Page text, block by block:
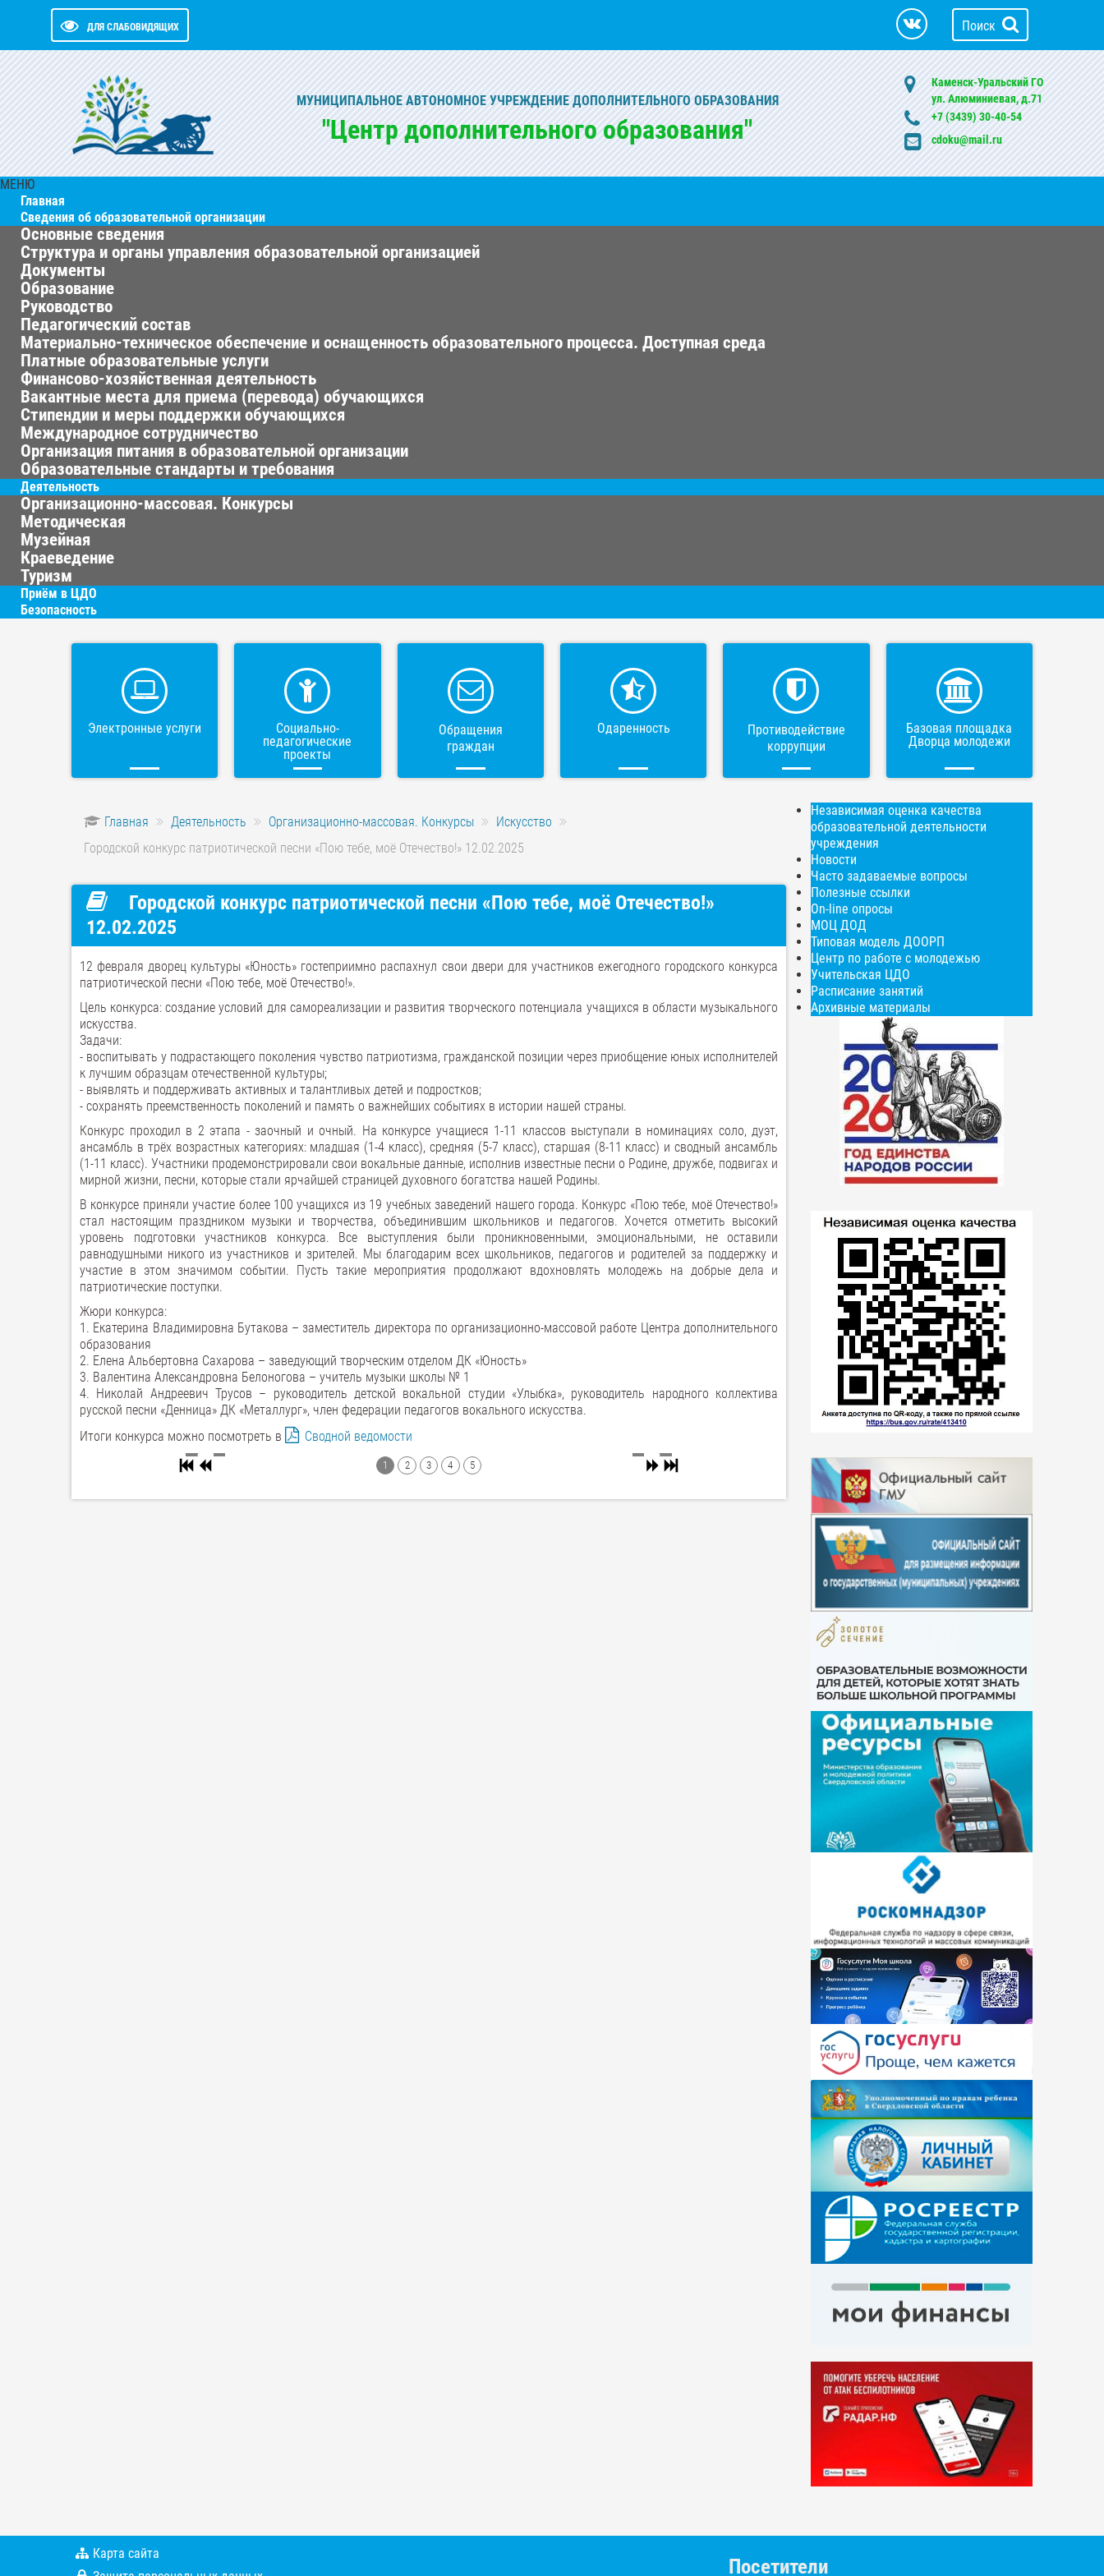
ДЛЯ СЛАБОВИДЯЩИХ Поиск
МУНИЦИПАЛЬНОЕ АВТОНОМНОЕ УЧРЕЖДЕНИЕ ДОПОЛНИТЕЛЬНОГО ОБРАЗОВАНИЯ
"Центр дополнительного образования"
Каменск-Уральский ГО
ул. Алюминиевая, д.71
+7 (3439) 30-40-54
cdoku@mail.ru
МЕНЮ
Главная
Сведения об образовательной организации
Основные сведения
Структура и органы управления образовательной организацией
Документы
Образование
Руководство
Педагогический состав
Материально-техническое обеспечение и оснащенность образовательного процесса. Доступная среда
Платные образовательные услуги
Финансово-хозяйственная деятельность
Вакантные места для приема (перевода) обучающихся
Стипендии и меры поддержки обучающихся
Международное сотрудничество
Организация питания в образовательной организации
Образовательные стандарты и требования
Деятельность
Организационно-массовая. Конкурсы
Методическая
Музейная
Краеведение
Туризм
Приём в ЦДО
Безопасность
Электронные услуги
Социально-
педагогические
проекты
Обращения
граждан
Одаренность
Противодействие
коррупции
Базовая площадка
Дворца молодежи
Главная Деятельность Организационно-массовая. Конкурсы
Искусство
Городской конкурс патриотической песни «Пою тебе, моё Отечество!» 12.02.2025
Городской конкурс патриотической песни «Пою тебе, моё Отечество!»
12.02.2025
12 февраля дворец культуры «Юность» гостеприимно распахнул свои двери для участников ежегодного городского конкурса
патриотической песни «Пою тебе, моё Отечество!».
Цель конкурса: создание условий для самореализации и развития творческого потенциала учащихся в области музыкального
искусства.
Задачи:
- воспитывать у подрастающего поколения чувство патриотизма, гражданской позиции через приобщение юных исполнителей
к лучшим образцам отечественной культуры;
- выявлять и поддерживать активных и талантливых детей и подростков;
- сохранять преемственность поколений и память о важнейших событиях в истории нашей страны.
Конкурс проходил в 2 этапа - заочный и очный. На конкурсе учащиеся 1-11 классов выступали в номинациях соло, дуэт,
ансамбль в трёх возрастных категориях: младшая (1-4 класс), средняя (5-7 класс), старшая (8-11 класс) и сводный ансамбль
(1-11 класс). Участники продемонстрировали свои вокальные данные, исполнив известные песни о Родине, дружбе, подвигах и
мирной жизни, песни, которые стали ярчайшей страницей духовного богатства нашей Родины.
В конкурсе приняли участие более 100 учащихся из 19 учебных заведений нашего города. Конкурс «Пою тебе, моё Отечество!»
стал настоящим праздником музыки и творчества, объединившим школьников и педагогов. Хочется отметить высокий
уровень подготовки участников конкурса. Все выступления были проникновенными, эмоциональными, не оставили
равнодушными никого из участников и зрителей. Мы благодарим всех школьников, педагогов и родителей за поддержку и
участие в этом значимом событии. Пусть такие мероприятия продолжают вдохновлять молодежь на добрые дела и
патриотические поступки.
Жюри конкурса:
1. Екатерина Владимировна Бутакова – заместитель директора по организационно-массовой работе Центра дополнительного
образования
2. Елена Альбертовна Сахарова – заведующий творческим отделом ДК «Юность»
3. Валентина Александровна Белоногова – учитель музыки школы № 1
4. Николай Андреевич Трусов – руководитель детской вокальной студии «Улыбка», руководитель народного коллектива
русской песни «Денница» ДК «Металлург», член федерации педагогов вокального искусства.
Итоги конкурса можно посмотреть в
Сводной ведомости
1 2 3 4 5
Независимая оценка качества
образовательной деятельности
учреждения
Новости
Часто задаваемые вопросы
Полезные ссылки
On-line опросы
МОЦ ДОД
Типовая модель ДООРП
Центр по работе с молодежью
Учительская ЦДО
Расписание занятий
Архивные материалы
Карта сайта
Посетители